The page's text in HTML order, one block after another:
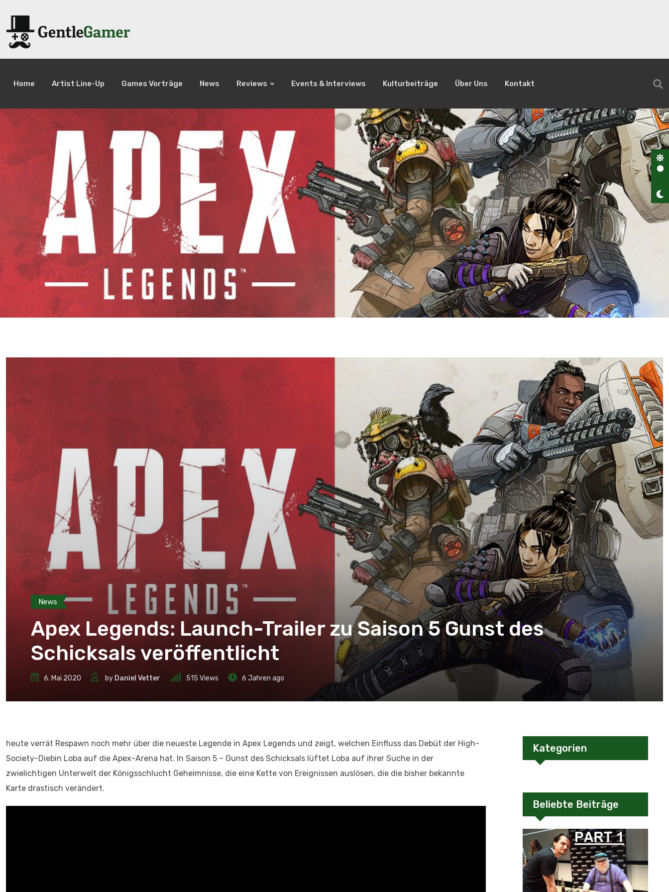
Home Artist Line-Up Games Vorträge News Reviews Events & Interviews Kulturbeiträge Über Uns Kontakt
News
Apex Legends: Launch-Trailer zu Saison 5 Gunst des
Schicksals veröffentlicht
6. Mai 2020 by Daniel Vetter 515 Views 6 Jahren ago
heute verrät Respawn noch mehr über die neueste Legende in Apex Legends und zeigt, welchen Einfluss das Debüt der High-
Society-Diebin Loba auf die Apex-Arena hat. In Saison 5 – Gunst des Schicksals lüftet Loba auf ihrer Suche in der
zwielichtigen Unterwelt der Königsschlucht Geheimnisse, die eine Kette von Ereignissen auslösen, die die bisher bekannte
Karte drastisch verändert.
Kategorien
Beliebte Beiträge